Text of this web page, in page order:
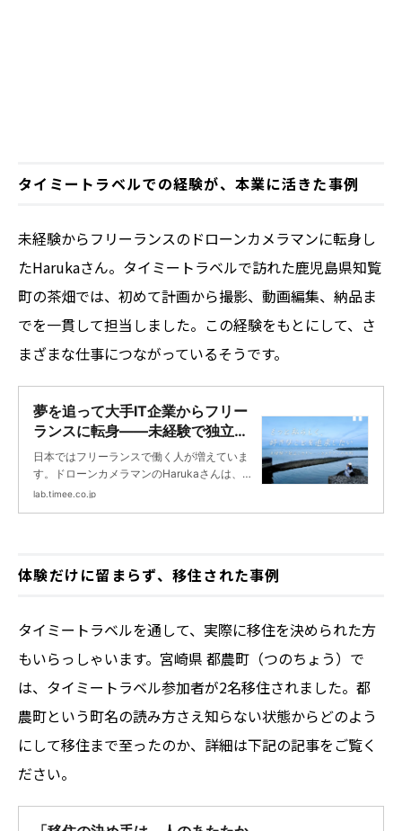
タイミートラベルでの経験が、本業に活きた事例
未経験からフリーランスのドローンカメラマンに転身し
たHarukaさん。タイミートラベルで訪れた鹿児島県知覧
町の茶畑では、初めて計画から撮影、動画編集、納品ま
でを一貫して担当しました。この経験をもとにして、さ
まざまな仕事につながっているそうです。
夢を追って大手IT企業からフリー
ランスに転身——未経験で独立し
たドローンカメラマンが、タイミ
ーを通じて得たもの | タイミーラ
ボ - スキマで働く、世界が広が
る。
日本ではフリーランスで働く人が増えていま
す。ドローンカメラマンのHarukaさんは、5
年間勤めた大手IT企業を卒業し、未経験の状
業とタイミーの仕事を両立しているのか。お
lab.timee.co.jp
体験だけに留まらず、移住された事例
タイミートラベルを通して、実際に移住を決められた方
もいらっしゃいます。宮崎県 都農町（つのちょう）で
は、タイミートラベル参加者が2名移住されました。都
農町という町名の読み方さえ知らない状態からどのよう
にして移住まで至ったのか、詳細は下記の記事をご覧く
ださい。